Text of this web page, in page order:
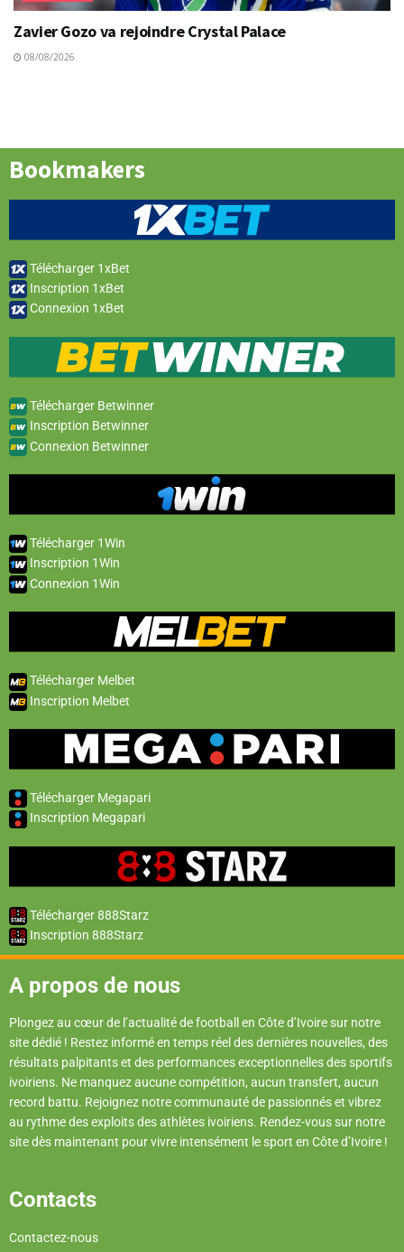
Zavier Gozo va rejoindre Crystal Palace
08/08/2026
Bookmakers
Télécharger 1xBet
Inscription 1xBet
Connexion 1xBet
Télécharger Betwinner
Inscription Betwinner
Connexion Betwinner
Télécharger 1Win
Inscription 1Win
Connexion 1Win
Télécharger Melbet
Inscription Melbet
Télécharger Megapari
Inscription Megapari
Télécharger 888Starz
Inscription 888Starz
A propos de nous
Plongez au cœur de l’actualité de football en Côte d’Ivoire sur notre
site dédié ! Restez informé en temps réel des dernières nouvelles, des
résultats palpitants et des performances exceptionnelles des sportifs
ivoiriens. Ne manquez aucune compétition, aucun transfert, aucun
record battu. Rejoignez notre communauté de passionnés et vibrez
au rythme des exploits des athlètes ivoiriens. Rendez-vous sur notre
site dès maintenant pour vivre intensément le sport en Côte d’Ivoire !
Contacts
Contactez-nous